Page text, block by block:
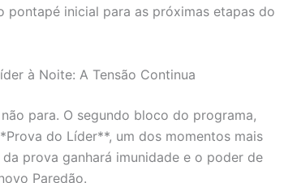
pontapé inicial para as próximas etapas do
à Noite: A Tensão Continua
para. O segundo bloco do programa,
do Líder**, um dos momentos mais
prova ganhará imunidade e o poder de
Paredão.